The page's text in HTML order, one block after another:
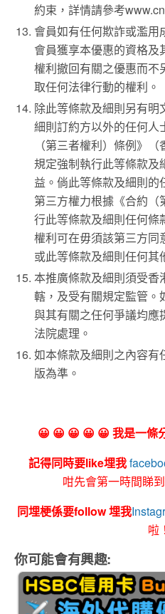
約束，詳情請參考
會員如有任何欺詐或濫
會員獲享本優惠的資格及
權利撤回有關之優惠而不
取任何法律行動的權利。
除此等條款及細則另有明
細則訂約方以外的任何人
（第三者權利）條例》
規定強制執行此等條款及
益。倘此等條款及細則
第三方權力根據《合約
行此等條款及細則任何條
權利可在毋須該第三方同
或此等條款及細則任何其
本推廣條款及細則須受香
轄，及受有關規定監管。
與其有關之任何爭議均應
法院處理。
如本條款及細則之內容有
版為準。
😀 😀 😀 😀 😀 我是一條
記得同時要like埋我
咁先會第一時間睇
同埋梗係要follow 埋我
啦！
你可能會有興趣: